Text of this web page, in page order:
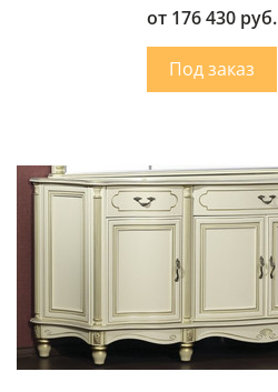
от 176 430 руб.